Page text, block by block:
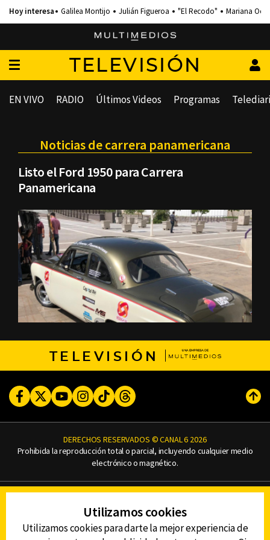
Galilea Montijo Julián Figueroa "El Recodo" Mariana
TELEVISIÓN
EN VIVO RADIO Últimos Videos Programas
Noticias de carrera panamericana
Listo el Ford 1950 para Carrera
Panamericana
TELEVISIÓN
FacebookTwitterYoutubeInstagram
TikTokThreads
DERECHOS RESERVADOS © CANAL 6 2026
Prohibida la reproducción total o parcial, incluyendo cualquier medio
electrónico o magnético.
AVISO DE PRIVACIDAD
DEFENSORÍA DE LAS AUDIENCIAS
Utilizamos cookies
Utilizamos cookies para darte la mejor experiencia de